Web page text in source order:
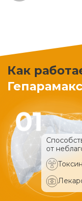
Как
Гепарамакс
от